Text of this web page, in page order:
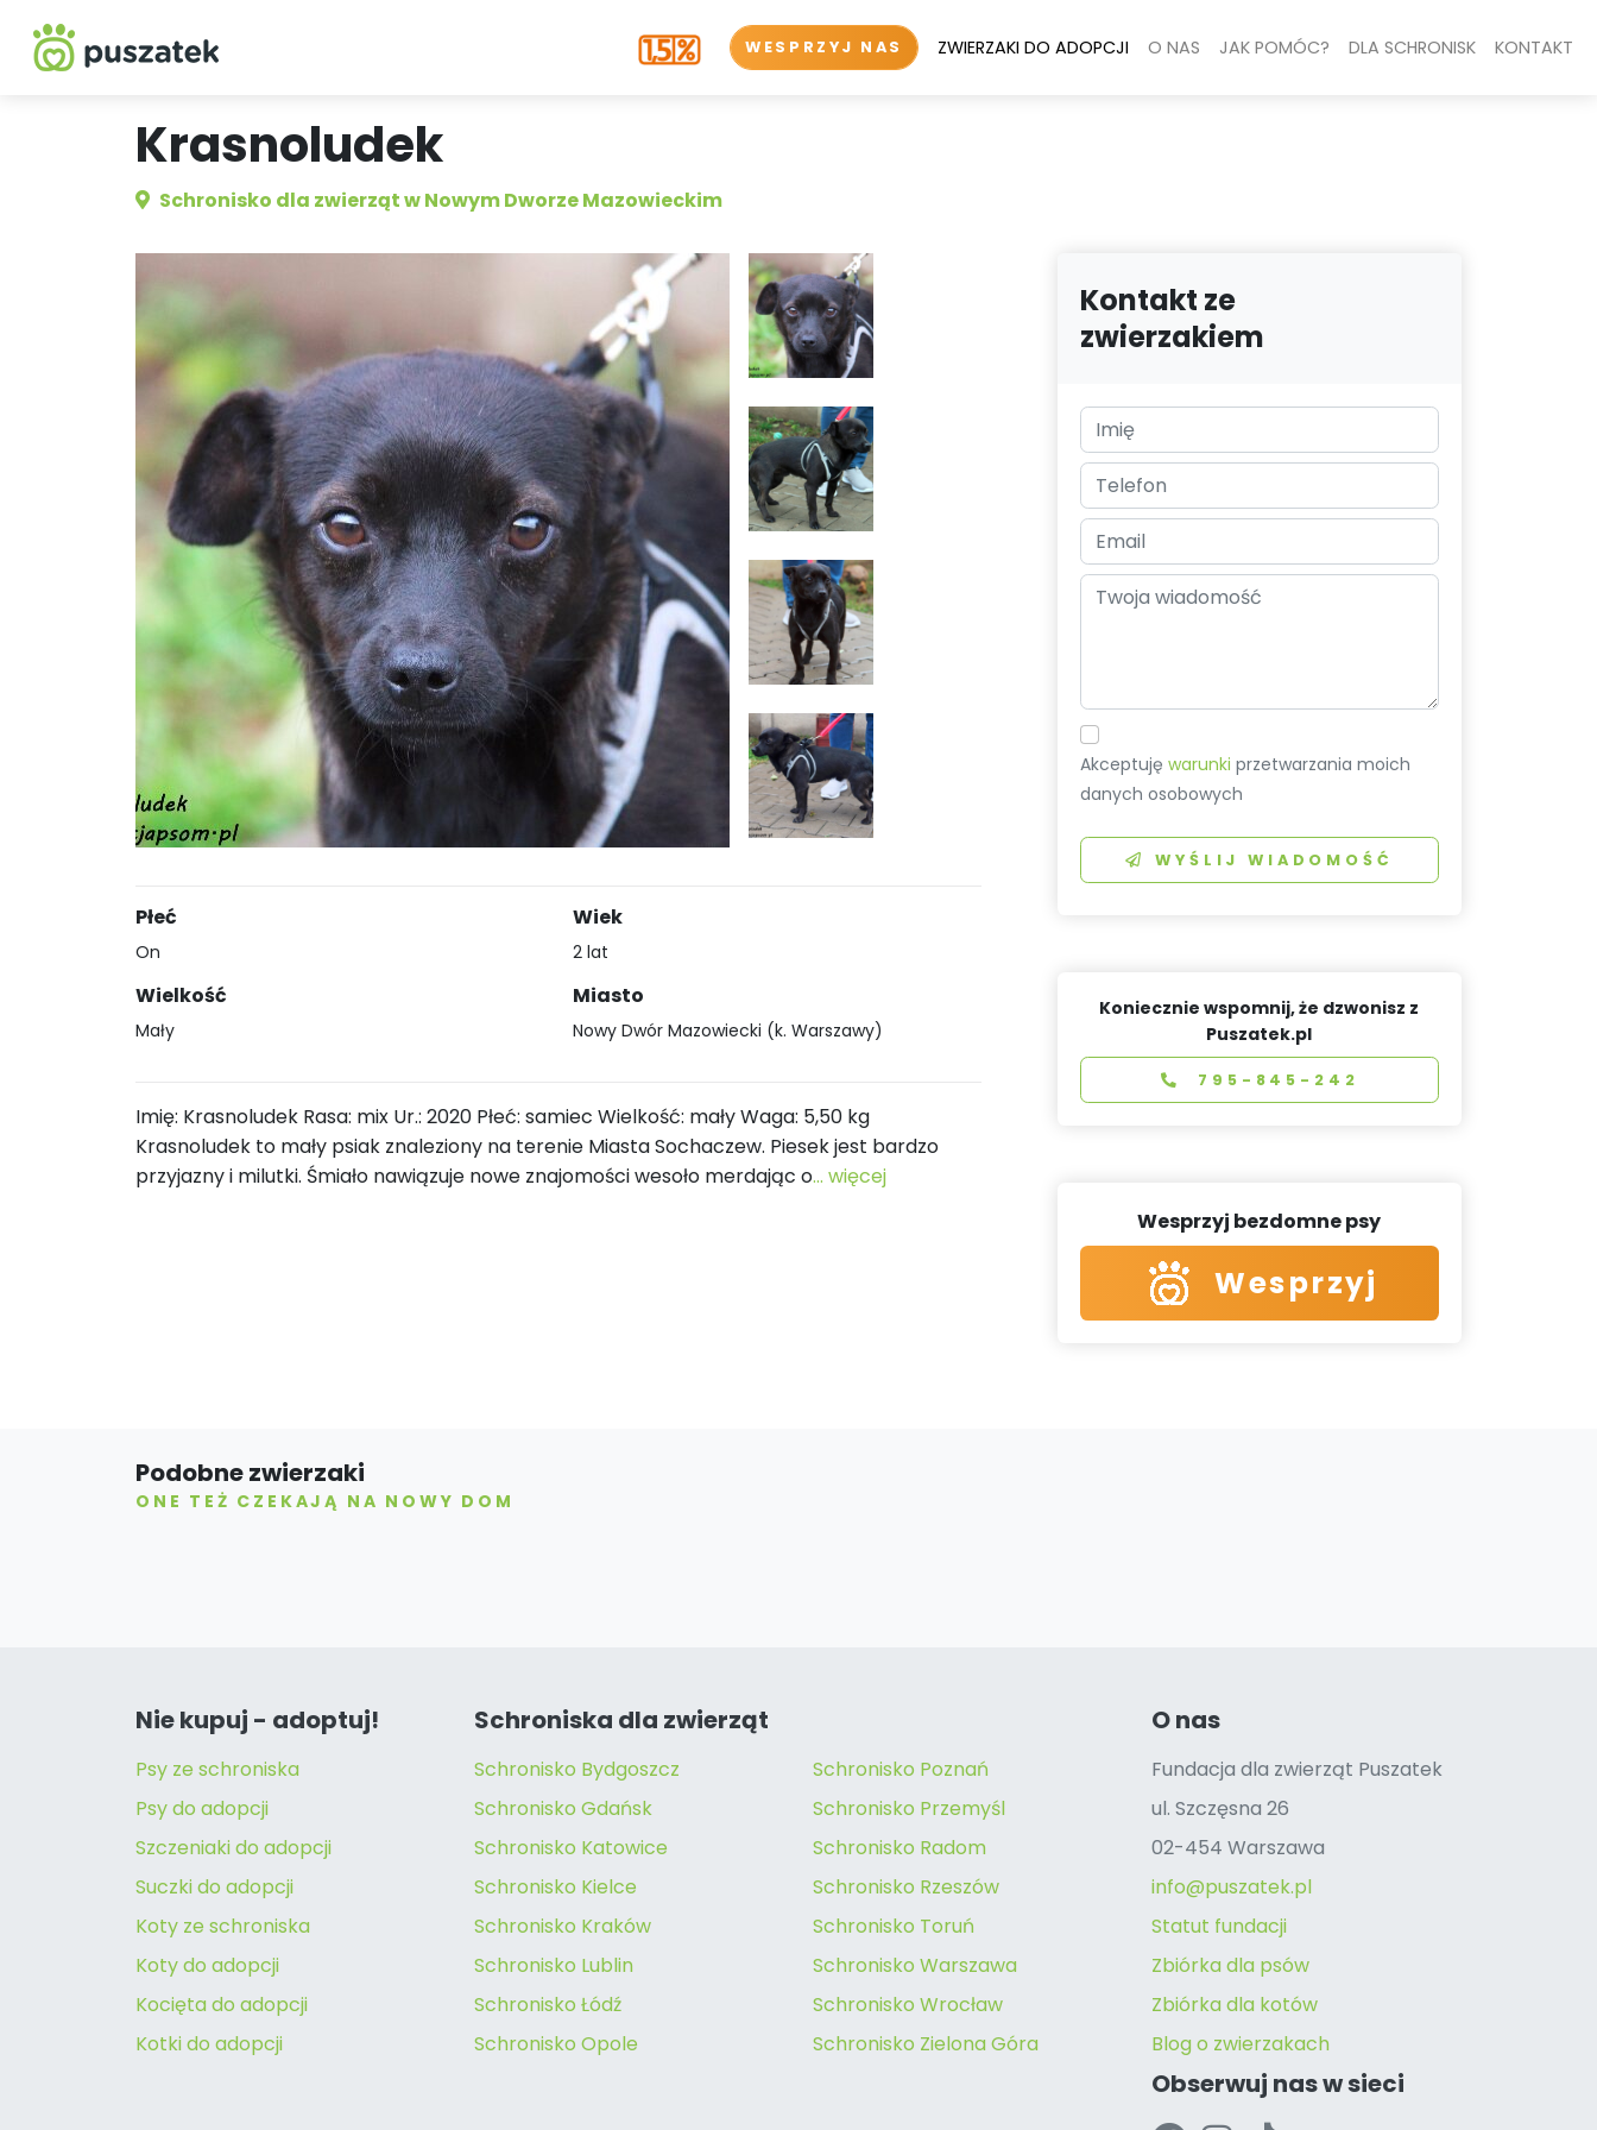
WESPRZYJ NAS ZWIERZAKI DO ADOPCJI O NAS JAK POMÓC? DLA SCHRONISK KONTAKT
Krasnoludek
Schronisko dla zwierząt w Nowym Dworze Mazowieckim
Płeć
On
Wielkość
Mały
Wiek
2 lat
Miasto
Nowy Dwór Mazowiecki (k. Warszawy)
Imię: Krasnoludek Rasa: mix Ur.: 2020 Płeć: samiec Wielkość: mały Waga: 5,50 kg
Krasnoludek to mały psiak znaleziony na terenie Miasta Sochaczew. Piesek jest bardzo
przyjazny i milutki. Śmiało nawiązuje nowe znajomości wesoło merdając o... więcej
Kontakt ze
zwierzakiem
Akceptujęwarunki przetwarzania moich
danych osobowych
WYŚLIJ WIADOMOŚĆ
Koniecznie wspomnij, że dzwonisz z
Puszatek.pl
795-845-242
Wesprzyj bezdomne psy
Wesprzyj
Podobne zwierzaki
ONE TEŻ CZEKAJĄ NA NOWY DOM
Nie kupuj - adoptuj!
Psy ze schroniska
Psy do adopcji
Szczeniaki do adopcji
Suczki do adopcji
Koty ze schroniska
Koty do adopcji
Kocięta do adopcji
Kotki do adopcji
Schroniska dla zwierząt
Schronisko Bydgoszcz
Schronisko Gdańsk
Schronisko Katowice
Schronisko Kielce
Schronisko Kraków
Schronisko Lublin
Schronisko Łódź
Schronisko Opole
Schronisko Poznań
Schronisko Przemyśl
Schronisko Radom
Schronisko Rzeszów
Schronisko Toruń
Schronisko Warszawa
Schronisko Wrocław
Schronisko Zielona Góra
O nas
Fundacja dla zwierząt Puszatek
ul. Szczęsna 26
02-454 Warszawa
info@puszatek.pl
Statut fundacji
Zbiórka dla psów
Zbiórka dla kotów
Blog o zwierzakach
Obserwuj nas w sieci